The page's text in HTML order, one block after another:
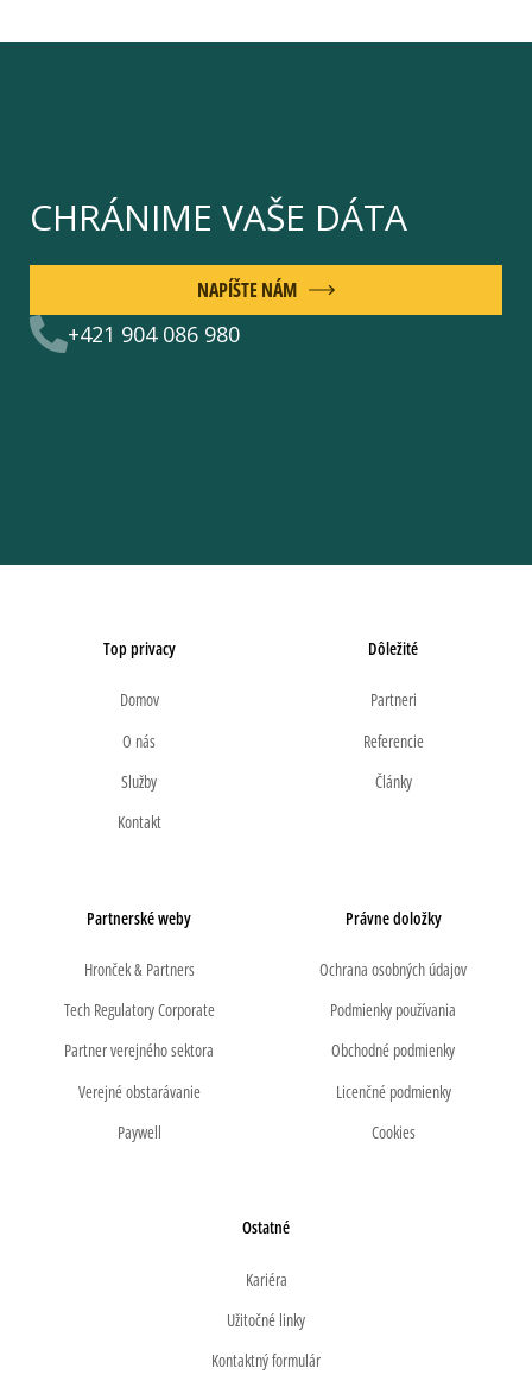
CHRÁNIME VAŠE DÁTA
+421 904 086 980
NAPÍŠTE NÁM
Top privacy
Domov
O nás
Služby
Kontakt
Dôležité
Partneri
Referencie
Články
Partnerské weby
Hronček & Partners
Tech Regulatory Corporate
Partner verejného sektora
Verejné obstarávanie
Paywell
Právne doložky
Ochrana osobných údajov
Podmienky používania
Obchodné podmienky
Licenčné podmienky
Cookies
Ostatné
Kariéra
Užitočné linky
Kontaktný formulár